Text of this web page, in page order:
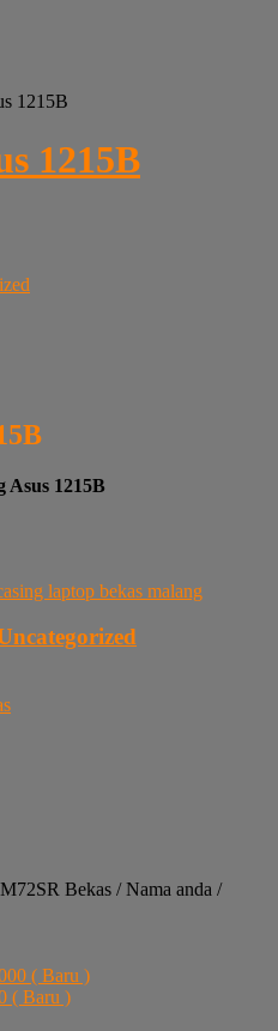
1215B
1215B
Asus 1215B
laptop bekas malang
Bekas / Nama anda /
( Baru )